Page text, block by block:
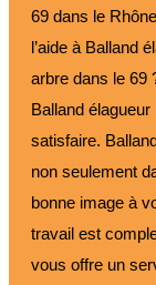
69 dans le
l’aide à Balland
arbre dans le 69
Balland
satisfaire.
non seulement
bonne image à
travail est
vous offre un